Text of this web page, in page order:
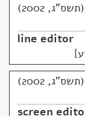
2002)
line editor
2002)
screen